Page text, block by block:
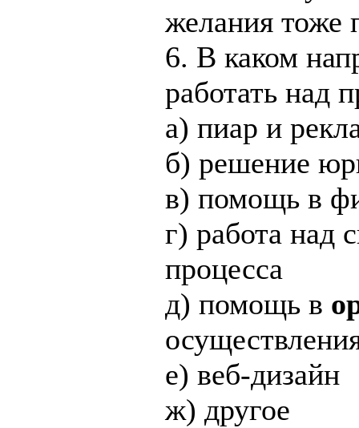
желания тоже
6. В каком
работать над
а) пиар и
б) решение
в) помощь в
г) работа над
процесса
д) помощь в
е) веб-дизайн
ж) другое